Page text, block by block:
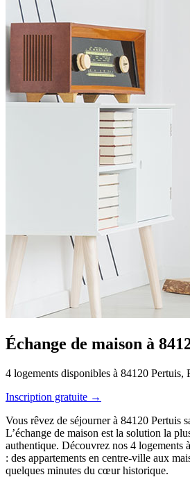
Échange de maison à
4 logements disponibles à 84120 Pertuis,
Inscription gratuite →
Vous rêvez de séjourner à 84120 Pertuis
L’échange de maison est la solution la
authentique. Découvrez nos 4 logements
: des appartements en centre-ville aux
quelques minutes du cœur historique.